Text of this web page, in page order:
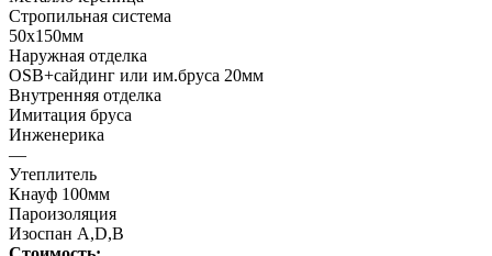
Стропильная система
50х150мм
Наружная отделка
OSB+сайдинг или им.бруса 20мм
Внутренняя отделка
Имитация бруса
Инженерика
—
Утеплитель
Кнауф 100мм
Пароизоляция
Изоспан А,D,B